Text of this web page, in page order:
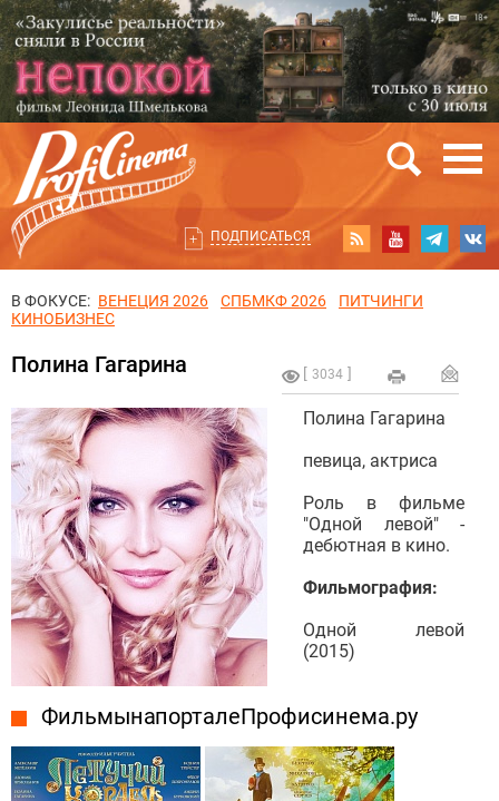
ПОДПИСАТЬСЯ
В ФОКУСЕ: ВЕНЕЦИЯ 2026 СПБМКФ 2026
ПИТЧИНГИ
КИНОБИЗНЕС
3034
Полина Гагарина
Полина Гагарина
певица, актриса
Роль в фильме
"Одной левой" -
дебютная в кино.
Фильмография:
Одной левой
(2015)
Фильмы на портале Профисинема.ру